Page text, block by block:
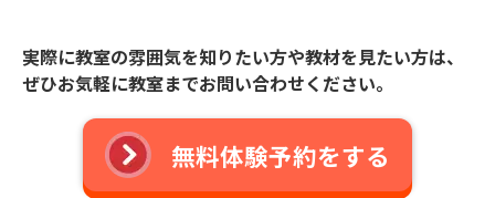
実際に教室の雰囲気を知りたい方や教材を見たい方は、
ぜひお気軽に教室までお問い合わせください。
無料体験予約をする